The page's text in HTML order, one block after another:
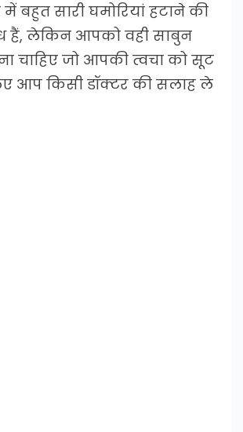
बहुत सारी घमोरियां हटाने की
हैं, लेकिन आपको वही साबुन
चाहिए जो आपकी त्वचा को सूट
आप किसी डॉक्टर की सलाह ले